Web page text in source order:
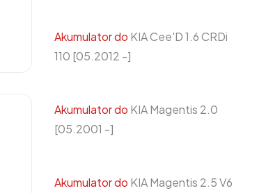
Akumulator do KIA Cee'D 1.6 CRDi
110 [05.2012 -]
Akumulator do KIA Magentis 2.0
[05.2001 -]
Akumulator do KIA Magentis 2.5 V6